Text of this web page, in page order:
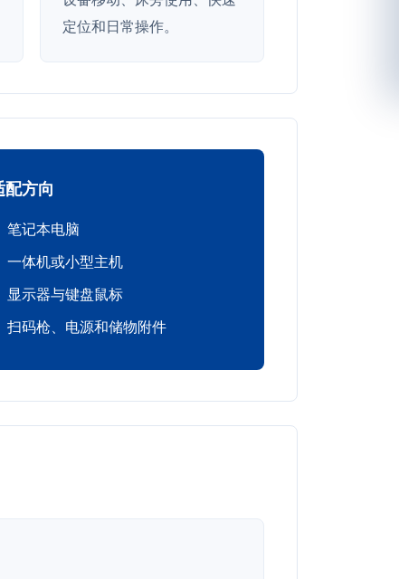
定位和日常操作。
配方向
笔记本电脑
一体机或小型主机
显示器与键盘鼠标
扫码枪、电源和储物附件